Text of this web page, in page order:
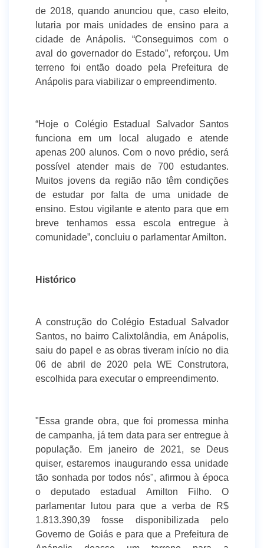
de 2018, quando anunciou que, caso eleito,
lutaria por mais unidades de ensino para a
cidade de Anápolis. “Conseguimos com o
aval do governador do Estado”, reforçou. Um
terreno foi então doado pela Prefeitura de
Anápolis para viabilizar o empreendimento.
“Hoje o Colégio Estadual Salvador Santos
funciona em um local alugado e atende
apenas 200 alunos. Com o novo prédio, será
possível atender mais de 700 estudantes.
Muitos jovens da região não têm condições
de estudar por falta de uma unidade de
ensino. Estou vigilante e atento para que em
breve tenhamos essa escola entregue à
comunidade”, concluiu o parlamentar Amilton.
Histórico
A construção do Colégio Estadual Salvador
Santos, no bairro Calixtolândia, em Anápolis,
saiu do papel e as obras tiveram início no dia
06 de abril de 2020 pela WE Construtora,
escolhida para executar o empreendimento.
"Essa grande obra, que foi promessa minha
de campanha, já tem data para ser entregue à
população. Em janeiro de 2021, se Deus
quiser, estaremos inaugurando essa unidade
tão sonhada por todos nós", afirmou à época
o deputado estadual Amilton Filho. O
parlamentar lutou para que a verba de R$
1.813.390,39 fosse disponibilizada pelo
Governo de Goiás e para que a Prefeitura de